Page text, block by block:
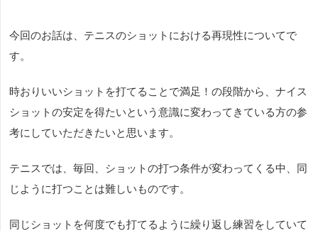
今回のお話は、テニスのショットにおける再現性についてで
す。
時おりいいショットを打てることで満足！の段階から、ナイス
ショットの安定を得たいという意識に変わってきている方の参
考にしていただきたいと思います。
テニスでは、毎回、ショットの打つ条件が変わってくる中、同
じように打つことは難しいものです。
同じショットを何度でも打てるように繰り返し練習をしていて